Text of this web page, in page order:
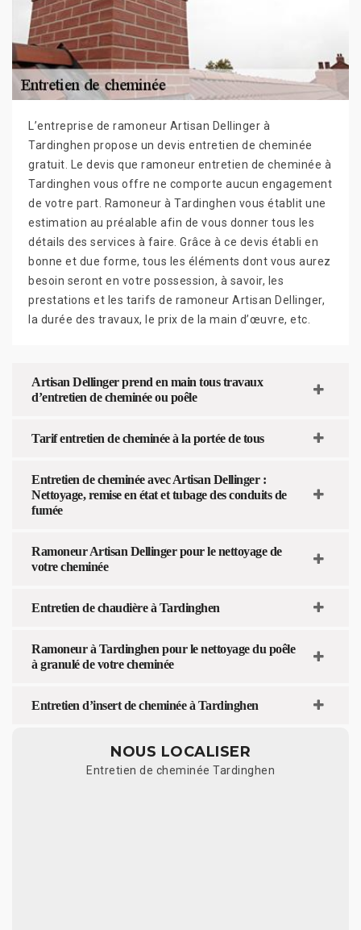
L’entreprise de ramoneur Artisan Dellinger à
Tardinghen propose un devis entretien de cheminée
gratuit. Le devis que ramoneur entretien de cheminée à
Tardinghen vous offre ne comporte aucun engagement
de votre part. Ramoneur à Tardinghen vous établit une
estimation au préalable afin de vous donner tous les
détails des services à faire. Grâce à ce devis établi en
bonne et due forme, tous les éléments dont vous aurez
besoin seront en votre possession, à savoir, les
prestations et les tarifs de ramoneur Artisan Dellinger,
la durée des travaux, le prix de la main d’œuvre, etc.
Artisan Dellinger prend en main tous travaux
d’entretien de cheminée ou poêle
Tarif entretien de cheminée à la portée de tous
Entretien de cheminée avec Artisan Dellinger :
Nettoyage, remise en état et tubage des conduits de
fumée
Ramoneur Artisan Dellinger pour le nettoyage de
votre cheminée
Entretien de chaudière à Tardinghen
Ramoneur à Tardinghen pour le nettoyage du poêle
à granulé de votre cheminée
Entretien d’insert de cheminée à Tardinghen
NOUS LOCALISER
Entretien de cheminée Tardinghen